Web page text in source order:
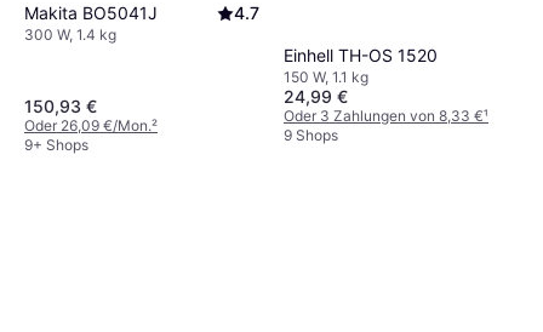
Makita BO5041J 4.7
300 W, 1.4 kg
150,93 €
Oder 26,09 €/Mon.²
9+ Shops
Einhell TH-OS 1520
150 W, 1.1 kg
24,99 €
Oder 3 Zahlungen von 8,33 €¹
9 Shops